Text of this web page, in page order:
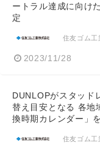
ートラル達成に向け
定
住友ゴム工
2023/11/28
DUNLOPがスタッド
替え目安となる 各地
換時期カレンダー」
住友ゴム工